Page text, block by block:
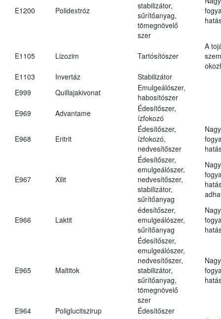
E1200 Polidextróz
stabilizátor,
sűrítőanyag,
tömegnövelő
szer
E1105 Lizozim Tartósítószer
A
E1103
Invertáz
Stabilizátor
E999
Quillajakivonat
Emulgeálószer,
habosítószer
E969
Advantame
Édesítőszer,
ízfokozó
E968 Eritrit
Édesítőszer,
ízfokozó,
nedvesítőszer
E967 Xilit
Édesítőszer,
emulgeálószer,
nedvesítőszer,
stabilizátor,
sűrítőanyag
E966 Laktit
édesítőszer,
emulgeálószer,
sűrítőanyag
E965 Maltitok
Édesítőszer,
emulgeálószer,
nedvesítőszer,
stabilizátor,
sűrítőanyag,
tömegnövelő
szer
E964 Poliglucitszirup
Édesítőszer